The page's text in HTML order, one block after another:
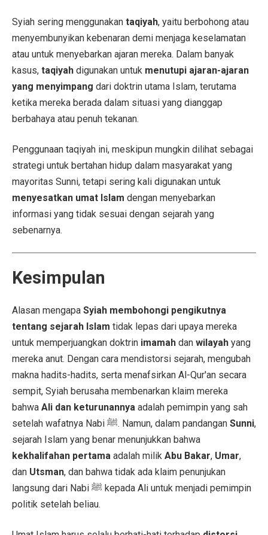
Syiah sering menggunakan taqiyah, yaitu berbohong atau
menyembunyikan kebenaran demi menjaga keselamatan
atau untuk menyebarkan ajaran mereka. Dalam banyak
kasus, taqiyah digunakan untuk menutupi ajaran-ajaran
yang menyimpang dari doktrin utama Islam, terutama
ketika mereka berada dalam situasi yang dianggap
berbahaya atau penuh tekanan.
Penggunaan taqiyah ini, meskipun mungkin dilihat sebagai
strategi untuk bertahan hidup dalam masyarakat yang
mayoritas Sunni, tetapi sering kali digunakan untuk
menyesatkan umat Islam dengan menyebarkan
informasi yang tidak sesuai dengan sejarah yang
sebenarnya.
Kesimpulan
Alasan mengapa Syiah membohongi pengikutnya
tentang sejarah Islam tidak lepas dari upaya mereka
untuk memperjuangkan doktrin imamah dan wilayah yang
mereka anut. Dengan cara mendistorsi sejarah, mengubah
makna hadits-hadits, serta menafsirkan Al-Qur'an secara
sempit, Syiah berusaha membenarkan klaim mereka
bahwa Ali dan keturunannya adalah pemimpin yang sah
setelah wafatnya Nabi ﷺ. Namun, dalam pandangan Sunni,
sejarah Islam yang benar menunjukkan bahwa
kekhalifahan pertama adalah milik Abu Bakar, Umar,
dan Utsman, dan bahwa tidak ada klaim penunjukan
langsung dari Nabi ﷺ kepada Ali untuk menjadi pemimpin
politik setelah beliau.